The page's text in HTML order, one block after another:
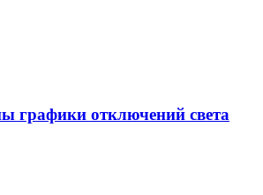
графики отключений света